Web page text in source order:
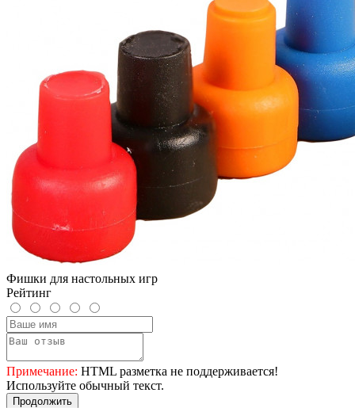
Фишки для настольных игр
Рейтинг
Примечание: HTML разметка не поддерживается!
Используйте обычный текст.
Продолжить